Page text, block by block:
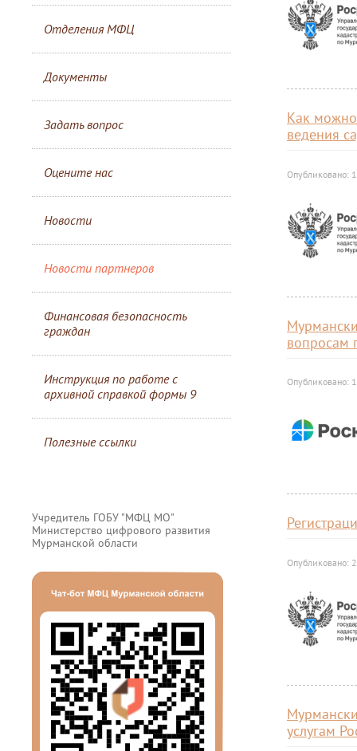
Отделения МФЦ
Документы
Задать вопрос
Оцените нас
Новости
Новости партнеров
Финансовая безопасность
граждан
Инструкция по работе с
архивной справкой формы 9
Полезные ссылки
Учредитель ГОБУ "МФЦ МО"
Министерство цифрового развития
Мурманской области
Как можно
ведения
Опубликовано:
вопросам
Опубликовано:
Опубликовано:
услугам